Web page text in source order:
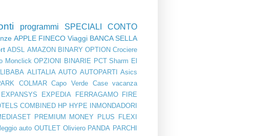
programmi SPECIALI
CONTO
APPLE FINECO Viaggi BANCA SELLA
ADSL AMAZON BINARY OPTION Crociere
Monclick OPZIONI BINARIE PCT Sharm El
ALITALIA AUTO AUTOPARTI
Asics
COLMAR Capo Verde
Case vacanza
EXPANSYS EXPEDIA FERRAGAMO
FIRE
COMBINED HP HYPE
INMONDADORI
PREMIUM
MONEY PLUS FLEXI
auto OUTLET Oliviero PANDA PARCHI